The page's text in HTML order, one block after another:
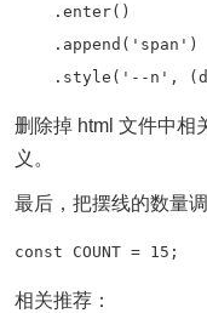
    .enter()
    .append('span')
.style('--n',
删除掉 html 文件中相
义。
最后，把摆线的数量调
const COUNT = 15;
相关推荐：